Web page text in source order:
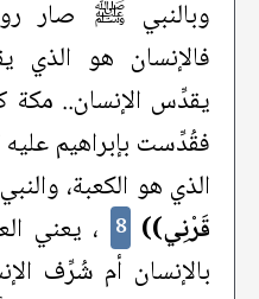
وبالنبي ﷺ صار
فالإنسان هو الذي
يقدِّس الإنسان.. مكة
فقُدِّست بإبراهيم
الذي هو الكعبة،
قَرْنِي)) 8 ، يعني
بالإنسان أم شُرِّف